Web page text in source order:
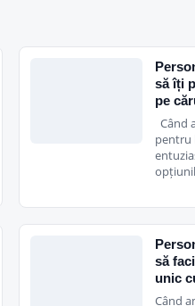
să îți
pe
Când
pentru
să
unic
Când